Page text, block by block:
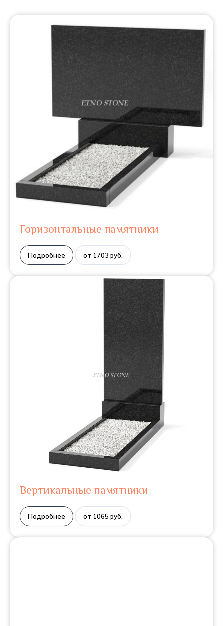
Горизонтальные памятники
Подробнее от 1703 руб.
Вертикальные памятники
Подробнее от 1065 руб.